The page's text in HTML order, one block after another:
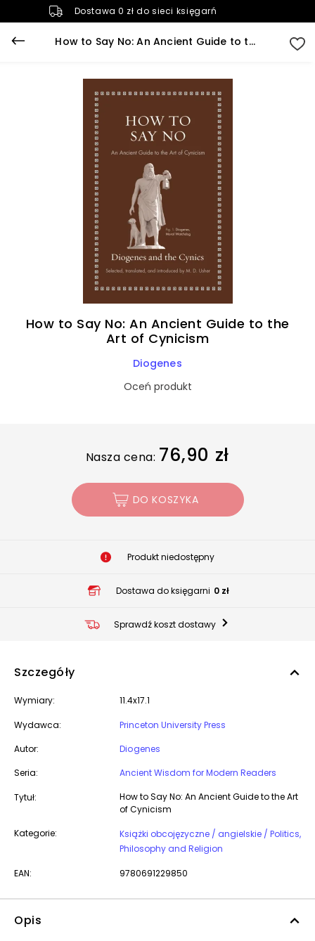
Dostawa 0 zł do sieci księgarń
How to Say No: An Ancient Guide to the Art of Cynicism
How to Say No: An Ancient Guide to the
Art of Cynicism
Diogenes
Oceń produkt
Nasza cena: 76,90 zł
DO KOSZYKA
Produkt niedostępny
Dostawa do księgarni 0 zł
Sprawdź koszt dostawy
Szczegóły
Wymiary: 11.4x17.1
Wydawca:
Princeton University Press
Autor:
Diogenes
Seria:
Ancient Wisdom for Modern Readers
Tytuł:
How to Say No: An Ancient Guide to the Art
of Cynicism
Kategorie:
Książki obcojęzyczne / angielskie / Politics,
Philosophy and Religion
EAN: 9780691229850
Opis